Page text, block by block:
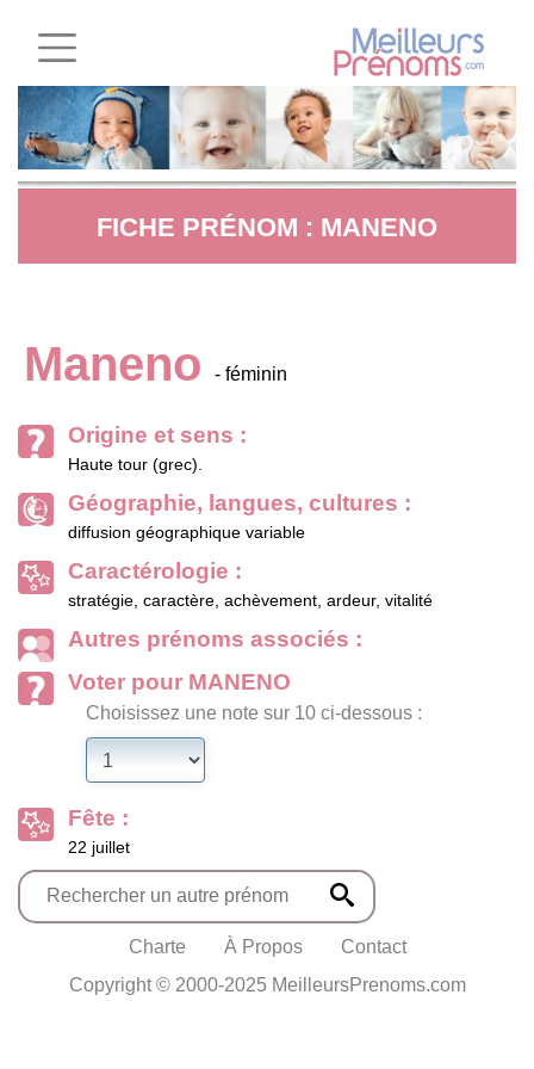
FICHE PRÉNOM : MANENO
Maneno - féminin
Origine et sens :
Haute tour (grec).
Géographie, langues, cultures :
diffusion géographique variable
Caractérologie :
stratégie, caractère, achèvement, ardeur, vitalité
Autres prénoms associés :
Voter pour MANENO
Choisissez une note sur 10 ci-dessous :
Fête :
22 juillet
Charte À Propos
Contact
Copyright © 2000-2025 MeilleursPrenoms.com